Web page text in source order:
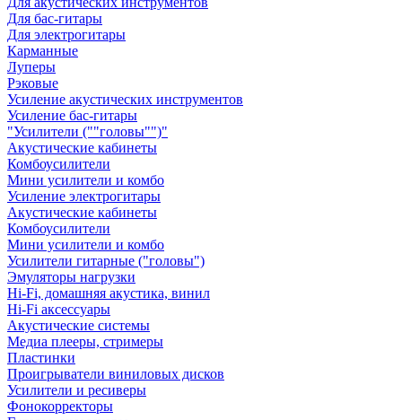
Для бас-гитары
Для электрогитары
Карманные
Луперы
Рэковые
Усиление акустических инструментов
Усиление бас-гитары
"Усилители (""головы"")"
Акустические кабинеты
Комбоусилители
Мини усилители и комбо
Усиление электрогитары
Акустические кабинеты
Комбоусилители
Мини усилители и комбо
Усилители гитарные ("головы")
Эмуляторы нагрузки
Hi-Fi, домашняя акустика, винил
Hi-Fi аксессуары
Акустические системы
Медиа плееры, стримеры
Пластинки
Проигрыватели виниловых дисков
Усилители и ресиверы
Фонокорректоры